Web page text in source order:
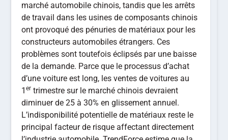
marché automobile chinois, tandis que les arrêts
de travail dans les usines de composants chinois
ont provoqué des pénuries de matériaux pour les
constructeurs automobiles étrangers. Ces
problèmes sont toutefois éclipsés par une baisse
de la demande. Parce que le processus d’achat
d’une voiture est long, les ventes de voitures au
1er trimestre sur le marché chinois devraient
diminuer de 25 à 30% en glissement annuel.
L’indisponibilité potentielle de matériaux reste le
principal facteur de risque affectant directement